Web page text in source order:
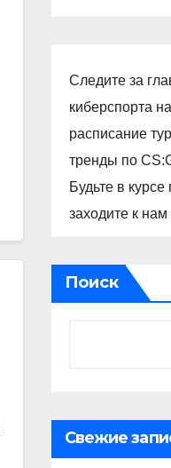
Следите за
киберспорта
расписание
тренды по
Будьте в
заходите к
Поиск
Свежие